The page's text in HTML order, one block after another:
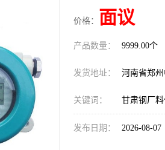
价格： 面议
产品数量： 9999.00个
发货地址： 河南省郑
关键词： 甘肃钢厂
发布日期： 2026-08-07